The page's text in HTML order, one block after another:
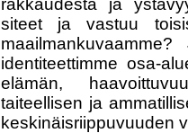
rakkaudesta ja
siteet ja vastuu
identiteettimme osa-
elämän,
taiteellisen ja
keskinäisriippuvuuden